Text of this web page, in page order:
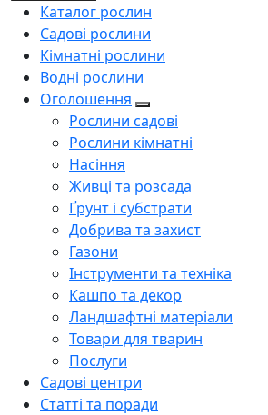
Каталог рослин
Садові рослини
Кімнатні рослини
Водні рослини
Оголошення
Рослини садові
Рослини кімнатні
Насіння
Живці та розсада
Ґрунт і субстрати
Добрива та захист
Газони
Інструменти та техніка
Кашпо та декор
Ландшафтні матеріали
Товари для тварин
Послуги
Садові центри
Статті та поради